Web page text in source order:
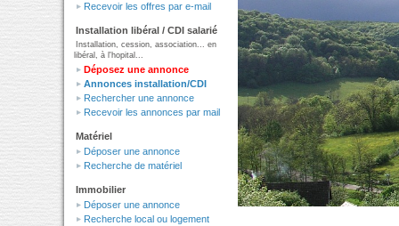
Recevoir les offres par e-mail
Installation libéral / CDI salarié
Installation, cession, association... en
libéral, à l'hopital...
Déposez une annonce
Annonces installation/CDI
Rechercher une annonce
Recevoir les annonces par mail
Matériel
Déposer une annonce
Recherche de matériel
Immobilier
Déposer une annonce
Recherche local ou logement